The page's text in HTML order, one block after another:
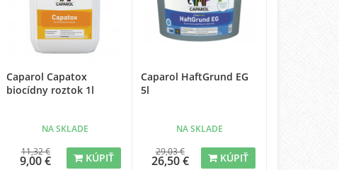
Caparol Capatox
biocídny roztok 1l
NA SKLADE
11,32 €
9,00 € KÚPIŤ
Caparol HaftGrund EG
5l
NA SKLADE
29,03 €
26,50 € KÚPIŤ